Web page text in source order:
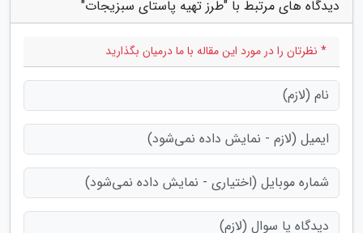
دیدگاه های مرتبط با "طرز تهیه پاستای سبزیجات"
* نظرتان را در مورد این مقاله با ما درمیان بگذارید